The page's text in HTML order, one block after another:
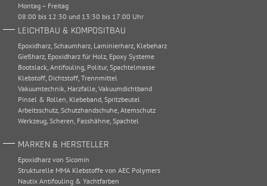
Montag – Freitag
08:00 bis 12:30 und 13:30 bis 17:00 Uhr
LEICHTBAU & KOMPOSITBAU
Epoxidharz Schaumharz Laminierharz Klebeharz
Gießharz Epoxidharz für Holz Epoxy Systeme
Bootslack Antifouling Politur, Spachtelmasse
Klebstoff Dichtstoff Trennmittel
Vakuumtechnik Harzfalle Vakuumdichtband
Pinsel & Rollen Klebeband Spritzbeutel
Arbeitsschutz Schutzhandschuhe Atemschutz
Werkzeug Scheren Fasshähne Spachtel
MARKEN & HERSTELLER
Epoxidharz von Sicomin
Strukturelle MMA Klebstoffe von AEC Polymers
Nautix Antifouling & Yachtfarben